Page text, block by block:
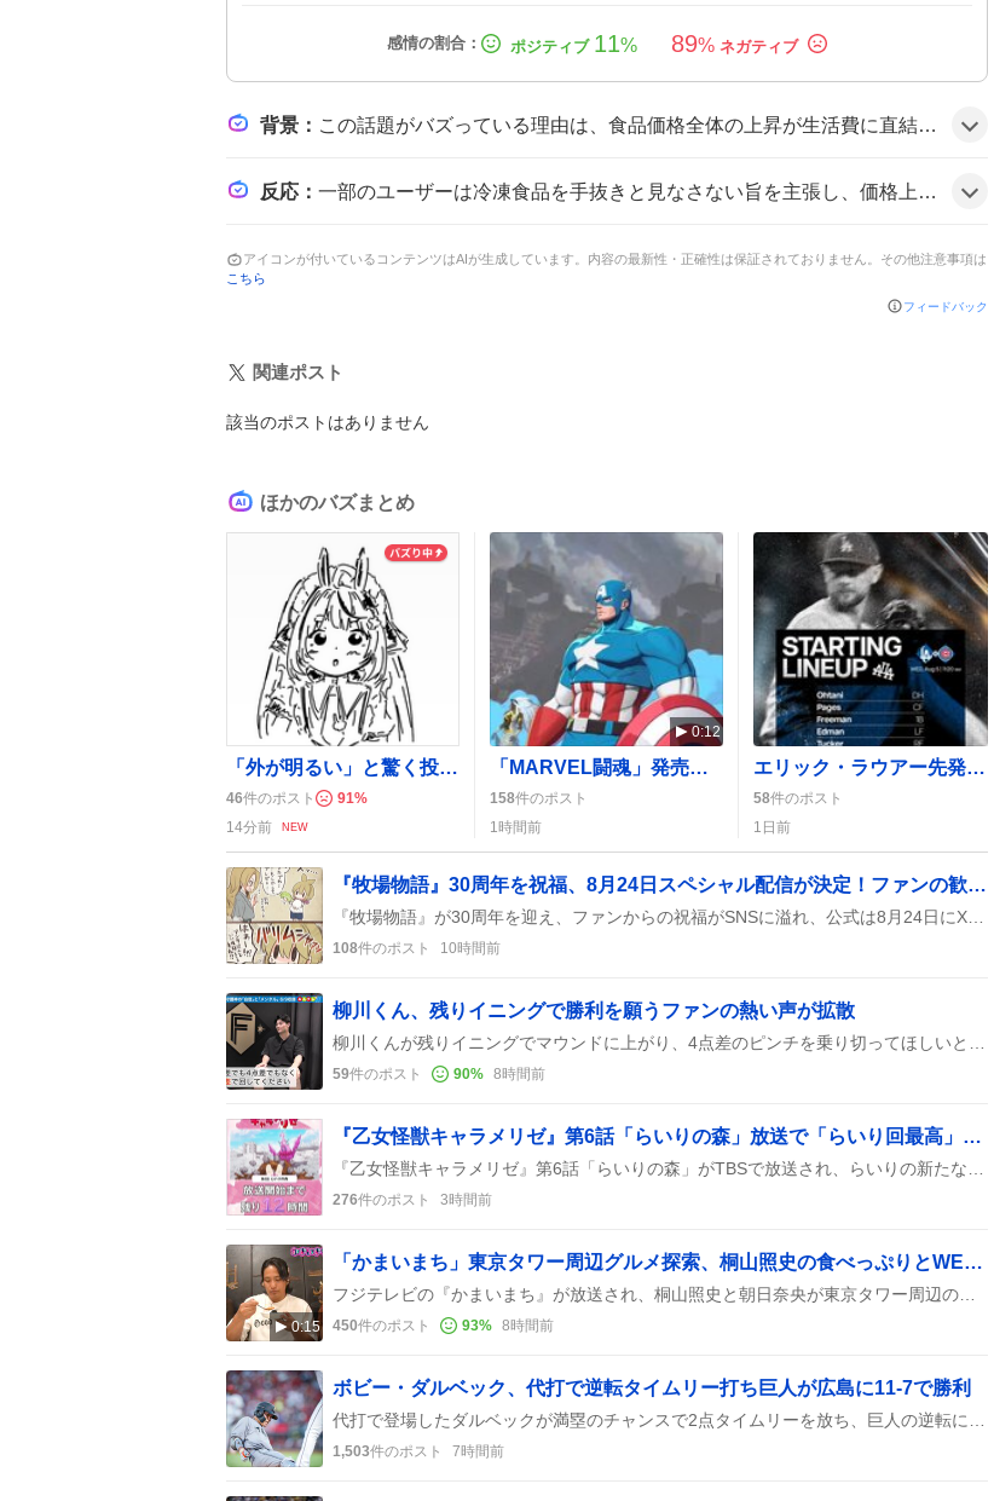
11% 89%
背景 ： この話題がバズっている理由は、食品価格全体の上昇が生活費に直結し、特に手軽さが人気の冷凍食品が大幅に値上げされたことで、家計を見直す必要が出てきたことがきっかけのようだ。
反応 ： 一部のユーザーは冷凍食品を手抜きと見なさない旨を主張し、価格上昇に驚く声も多く見られた。防御的な意見や、冷凍食品に対する不満や疑問の声もあり、賛否が混在している様子が伝わっている。
アイコンが付いているコンテンツはAIが生成しています。内容の最新性・正確性は保証されておりません。その他注意事項は
こちら
フィードバック
関連ポスト
該当のポストはありません
ほかのバズまとめ
「外が明るい」と驚く投稿続出、朝の光に「テンション上がる」声多数
46件のポスト 91%
14分前
NEW
0:12
「MARVEL闘魂」発売でデップーが大活躍、ユーザー歓喜の声続出
158件のポスト
1時間前
エリック・ラウアー先発、ドジャースの連敗止めに期待 『ラウアー頑張れ』の声がSNSに広がる
58件のポスト
1日前
『牧場物語』30周年を祝福、8月24日スペシャル配信が決定！ファンの歓喜の声が広がる
108件のポスト 10時間前
柳川くん、残りイニングで勝利を願うファンの熱い声が拡散
59件のポスト 90% 8時間前
『乙女怪獣キャラメリゼ』第6話「らいりの森」放送で「らいり回最高」歓喜の声
276件のポスト 3時間前
0:15
「かまいまち」東京タワー周辺グルメ探索、桐山照史の食べっぷりとWEST.楽曲が大好評
450件のポスト 93% 8時間前
ボビー・ダルベック、代打で逆転タイムリー打ち巨人が広島に11-7で勝利
1,503件のポスト 7時間前